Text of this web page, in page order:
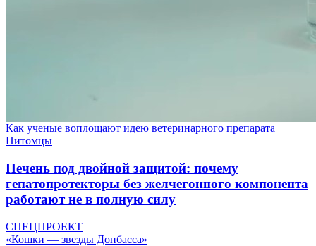
Как ученые воплощают идею ветеринарного препарата
Питомцы
Печень под двойной защитой: почему
гепатопротекторы без желчегонного компонента
работают не в полную силу
СПЕЦПРОЕКТ
«Кошки — звезды Донбасса»